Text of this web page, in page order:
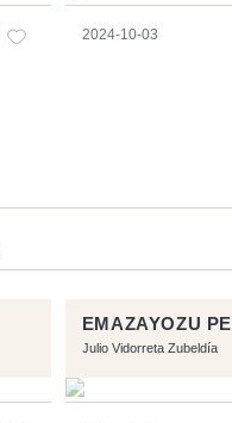
2024-10-03
EMAZAYOZU
Julio Vidorreta Zubeldía